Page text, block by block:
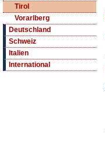
Tirol
Vorarlberg
Deutschland
Schweiz
Italien
International